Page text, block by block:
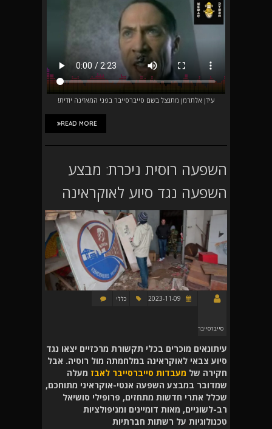
עידן אלתרמן מתנצל בשם סייברסייבר בפני המאזינה יודית!
READ MORE
השפעה רוסית ניכרת: מבצע
השפעה נגד סיוע לאוקראינה
סייברסייבר
כללי
עיתונאים מוכרים בכלי תקשורת מרכזיים יצאו נגד
סיוע צבאי לאוקראינה במלחמתה מול רוסיה. אבל
חקירה של מעבדות סייברסייבר לאבז מעלה
שמדובר במבצע השפעה אנטי-אוקראיני מתוחכם,
שכלל אתרי חדשות מתחזים, פרופילי סושיאל
רב-לשוניים, מאות דומיינים ומניפולציות
טכנולוגיות על רשתות חברתיות